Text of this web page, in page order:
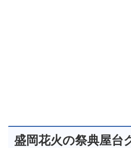
盛岡花火の祭典屋台